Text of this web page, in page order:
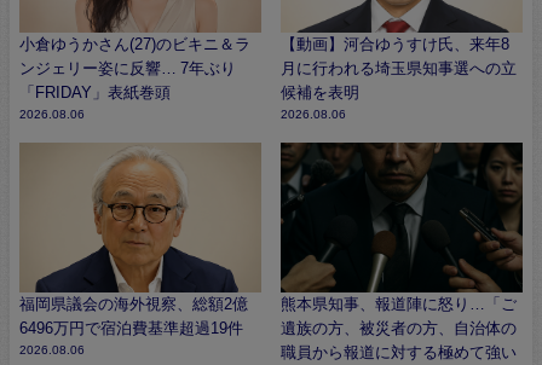
小倉ゆうかさん(27)のビキニ＆ラ
ンジェリー姿に反響… 7年ぶり
「FRIDAY」表紙巻頭
2026.08.06
【動画】河合ゆうすけ氏、来年8
月に行われる埼玉県知事選への立
候補を表明
2026.08.06
福岡県議会の海外視察、総額2億
6496万円で宿泊費基準超過19件
2026.08.06
熊本県知事、報道陣に怒り…「ご
遺族の方、被災者の方、自治体の
職員から報道に対する極めて強い